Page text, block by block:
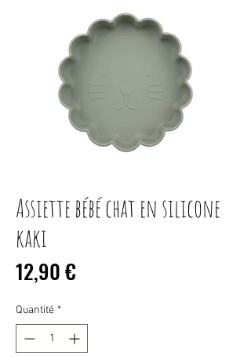
Assiette bébé chat en silicone
kaki
12,90 €
Quantité *